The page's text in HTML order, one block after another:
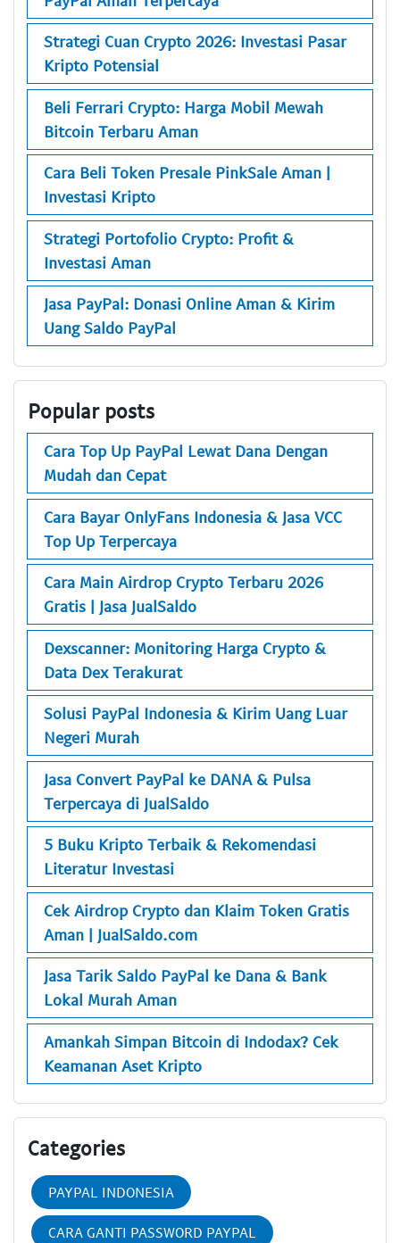
Strategi Cuan Crypto 2026: Investasi Pasar
Kripto Potensial
Beli Ferrari Crypto: Harga Mobil Mewah
Bitcoin Terbaru Aman
Cara Beli Token Presale PinkSale Aman |
Investasi Kripto
Strategi Portofolio Crypto: Profit &
Investasi Aman
Jasa PayPal: Donasi Online Aman & Kirim
Uang Saldo PayPal
Popular posts
Cara Top Up PayPal Lewat Dana Dengan
Mudah dan Cepat
Cara Bayar OnlyFans Indonesia & Jasa VCC
Top Up Terpercaya
Cara Main Airdrop Crypto Terbaru 2026
Gratis | Jasa JualSaldo
Dexscanner: Monitoring Harga Crypto &
Data Dex Terakurat
Solusi PayPal Indonesia & Kirim Uang Luar
Negeri Murah
Jasa Convert PayPal ke DANA & Pulsa
Terpercaya di JualSaldo
5 Buku Kripto Terbaik & Rekomendasi
Literatur Investasi
Cek Airdrop Crypto dan Klaim Token Gratis
Aman | JualSaldo.com
Jasa Tarik Saldo PayPal ke Dana & Bank
Lokal Murah Aman
Amankah Simpan Bitcoin di Indodax? Cek
Keamanan Aset Kripto
Categories
PAYPAL INDONESIA
CARA GANTI PASSWORD PAYPAL